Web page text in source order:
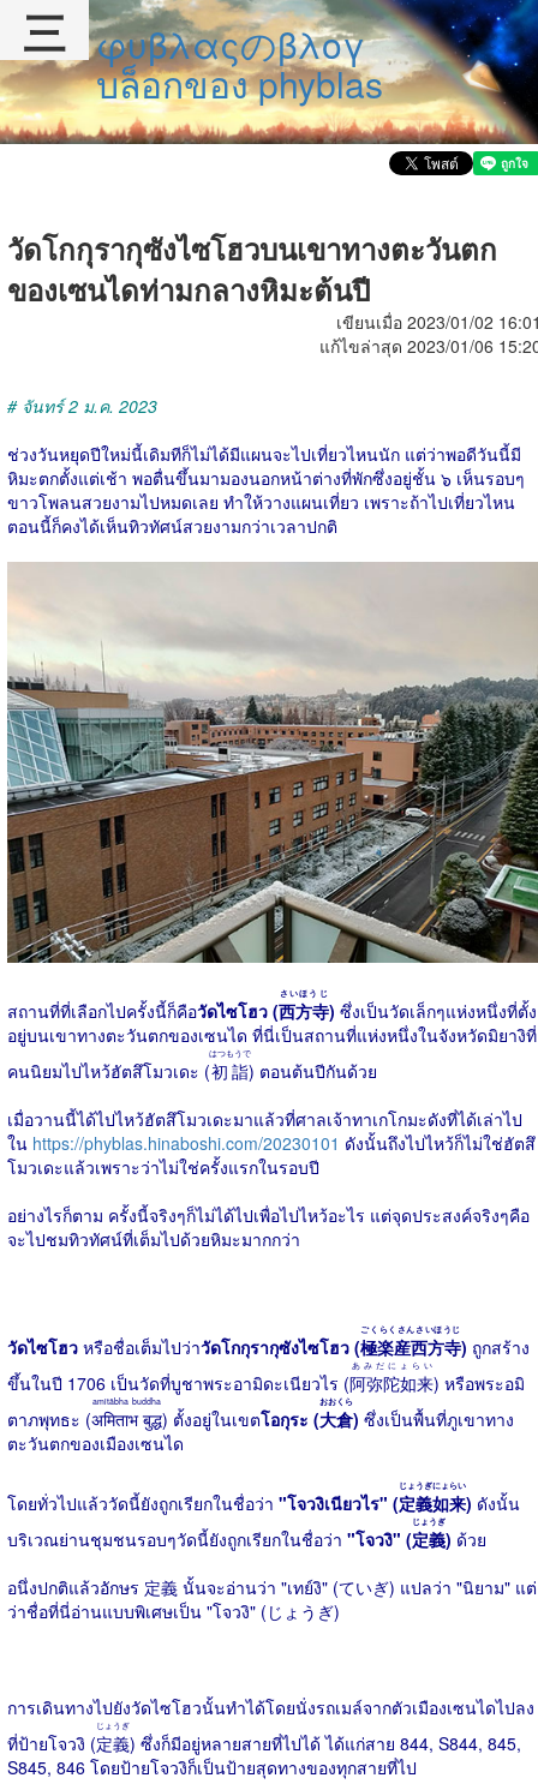
φυβλαςのβλογ
บล็อกของ phyblas
วัดโกกุรากุซังไซโฮวบนเขาทางตะวันตก
ของเซนไดท่ามกลางหิมะต้นปี
เขียนเมื่อ 2023/01/02
แก้ไขล่าสุด 2023/01/06
# จันทร์ 2 ม.ค. 2023
ช่วงวันหยุดปีใหม่นี้เดิมทีก็ไม่ได้มีแผนจะไปเที่ยวไหนนัก แต่ว่าพอดีวันนี้มี
หิมะตกตั้งแต่เช้า พอตื่นขึ้นมามองนอกหน้าต่างที่พักซึ่งอยู่ชั้น ๖ เห็นรอบๆ
ขาวโพลนสวยงามไปหมดเลย ทำให้วางแผนเที่ยว เพราะถ้าไปเที่ยวไหน
ตอนนี้ก็คงได้เห็นทิวทัศน์สวยงามกว่าเวลาปกติ
สถานที่ที่เลือกไปครั้งนี้ก็คือวัดไซโฮว (西方寺
さいほうじ
) ซึ่งเป็นวัดเล็กๆแห่งหนึ่งที่ตั้ง
อยู่บนเขาทางตะวันตกของเซนได ที่นี่เป็นสถานที่แห่งหนึ่งในจังหวัดมิยางิที่
คนนิยมไปไหว้ฮัตสึโมวเดะ (初詣
はつもうで
) ตอนต้นปีกันด้วย
เมื่อวานนี้ได้ไปไหว้ฮัตสึโมวเดะมาแล้วที่ศาลเจ้าทาเกโกมะดังที่ได้เล่าไป
ใน https://phyblas.hinaboshi.com/20230101 ดังนั้นถึงไปไหว้ก็ไม่ใช่ฮัตสึ
โมวเดะแล้วเพราะว่าไม่ใช่ครั้งแรกในรอบปี
อย่างไรก็ตาม ครั้งนี้จริงๆก็ไม่ได้ไปเพื่อไปไหว้อะไร แต่จุดประสงค์จริงๆคือ
จะไปชมทิวทัศน์ที่เต็มไปด้วยหิมะมากกว่า
วัดไซโฮว หรือชื่อเต็มไปว่าวัดโกกุรากุซังไซโฮว (極楽産西方寺
ごくらくさんさいほうじ
) ถูกสร้าง
ขึ้นในปี 1706 เป็นวัดที่บูชาพระอามิดะเนียวไร (阿弥陀如来
あみだにょらい
) หรือพระอมิ
ตาภพุทธะ (अमिताभ बुद्ध
amitābha buddha
) ตั้งอยู่ในเขตโอกุระ (大倉
おおくら
) ซึ่งเป็นพื้นที่ภูเขาทาง
ตะวันตกของเมืองเซนได
โดยทั่วไปแล้ววัดนี้ยังถูกเรียกในชื่อว่า "โจวงิเนียวไร" (定義如来
じょうぎにょらい
) ดังนั้น
บริเวณย่านชุมชนรอบๆวัดนี้ยังถูกเรียกในชื่อว่า "โจวงิ" (定義
じょうぎ
) ด้วย
อนึ่งปกติแล้วอักษร 定義 นั้นจะอ่านว่า "เทย์งิ" (ていぎ) แปลว่า "นิยาม" แต่
ว่าชื่อที่นี่อ่านแบบพิเศษเป็น "โจวงิ" (じょうぎ)
การเดินทางไปยังวัดไซโฮวนั้นทำได้โดยนั่งรถเมล์จากตัวเมืองเซนไดไปลง
ที่ป้ายโจวงิ (定義
じょうぎ
) ซึ่งก็มีอยู่หลายสายที่ไปได้ ได้แก่สาย 844, S844, 845,
S845, 846 โดยป้ายโจวงิก็เป็นป้ายสุดทางของทุกสายที่ไป
三